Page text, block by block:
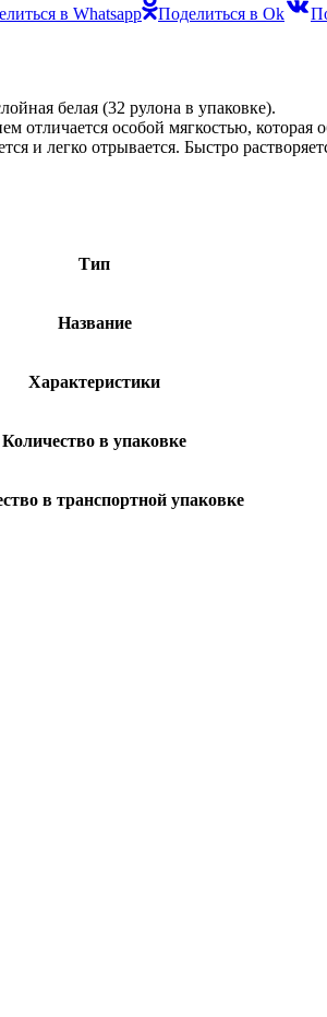
в Whatsapp Поделиться в Ok
белая (32 рулона в упаковке).
отличается особой мягкостью,
и легко отрывается. Быстро
Тип
Название
Характеристики
Количество в упаковке
в транспортной упаковке